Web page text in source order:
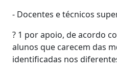
- Docentes e técnicos
? 1 por apoio, de acordo
alunos que carecem das
identificadas nos